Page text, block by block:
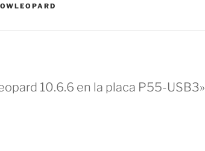
10.6.6 en la placa P55-USB3»